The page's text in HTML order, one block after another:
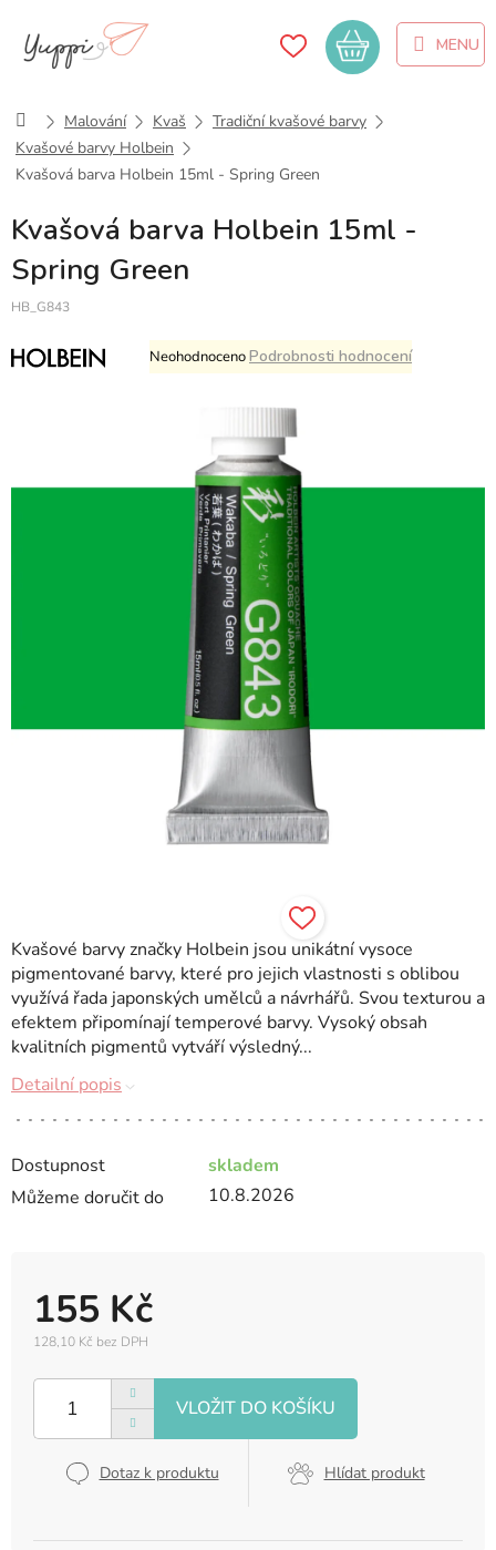
obsah
Nákupní
košík
DomůMalování Kvaš
Tradiční kvašové barvy
Kvašové barvy Holbein
Kvašová barva Holbein 15ml - Spring Green
Kvašová barva Holbein 15ml -
Spring Green
HB_G843
Průměrné
hodnocení
hvězdiček.
NeohodnocenoPodrobnosti hodnocení
Dostupnost
skladem
Můžeme doručit do
10.8.2026
155 Kč
128,10 Kč bez DPH
cena:
Dotaz k produktu Hlídat produkt
Kvašové barvy značky Holbein jsou unikátní vysoce
pigmentované barvy, které pro jejich vlastnosti s oblibou
využívá řada japonských umělců a návrhářů. Svou texturou a
efektem připomínají temperové barvy. Vysoký obsah
kvalitních pigmentů vytváří výsledný...
Detailní popis